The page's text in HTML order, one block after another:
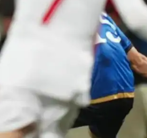
Sobre Nós
Anuncie
Contato